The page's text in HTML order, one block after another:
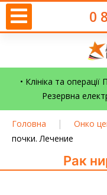
0
• Клініка та
Резервна
Головна | Онко
почки. Лечение
Рак